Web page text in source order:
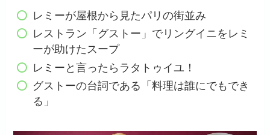
レミーが屋根から見たパリの街並み
レストラン「グストー」でリングイニをレミ
ーが助けたスープ
レミーと言ったらラタトゥイユ！
グストーの台詞である「料理は誰にでもでき
る」